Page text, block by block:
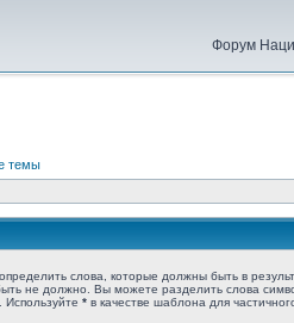
Форум
темы
определить слова, которые должны быть в
не должно. Вы можете разделить слова
Используйте * в качестве шаблона для